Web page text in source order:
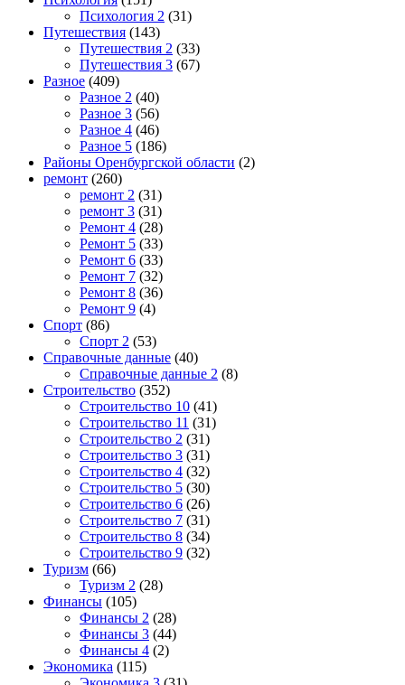
Психология 2 (31)
Путешествия (143)
Путешествия 2 (33)
Путешествия 3 (67)
Разное (409)
Разное 2 (40)
Разное 3 (56)
Разное 4 (46)
Разное 5 (186)
Районы Оренбургской области (2)
ремонт (260)
ремонт 2 (31)
ремонт 3 (31)
Ремонт 4 (28)
Ремонт 5 (33)
Ремонт 6 (33)
Ремонт 7 (32)
Ремонт 8 (36)
Ремонт 9 (4)
Спорт (86)
Спорт 2 (53)
Справочные данные (40)
Справочные данные 2 (8)
Строительство (352)
Строительство 10 (41)
Строительство 11 (31)
Строительство 2 (31)
Строительство 3 (31)
Строительство 4 (32)
Строительство 5 (30)
Строительство 6 (26)
Строительство 7 (31)
Строительство 8 (34)
Строительство 9 (32)
Туризм (66)
Туризм 2 (28)
Финансы (105)
Финансы 2 (28)
Финансы 3 (44)
Финансы 4 (2)
Экономика (115)